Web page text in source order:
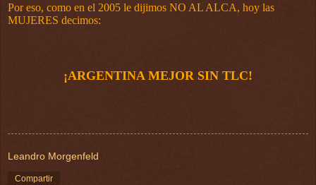
Por eso, como en el 2005 le dijimos NO AL ALCA, hoy las
MUJERES decimos:
¡ARGENTINA MEJOR SIN TLC!
Leandro Morgenfeld
Compartir